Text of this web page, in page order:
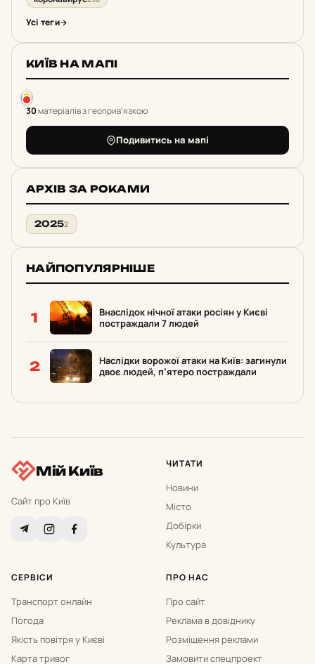
Усі теги
КИЇВ НА МАПІ
30матеріалів з геоприв'язкою
Подивитись на мапі
АРХІВ ЗА РОКАМИ
20252
НАЙПОПУЛЯРНІШЕ
1
Внаслідок нічної атаки росіян у Києві
постраждали 7 людей
2
Наслідки ворожої атаки на Київ: загинули
двоє людей, п’ятеро постраждали
Мій Київ
Сайт про Київ
ЧИТАТИ
Новини
Місто
Добірки
Культура
СЕРВІСИ
Транспорт онлайн
Погода
Якість повітря у Києві
Карта тривог
ПРО НАС
Про сайт
Реклама в довіднику
Розміщення реклами
Замовити спецпроект